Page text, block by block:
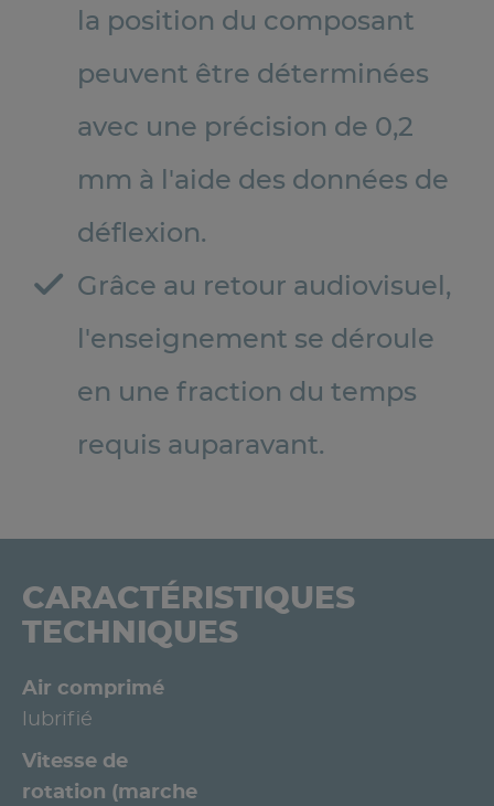
la position du composant
peuvent être déterminées
avec une précision de 0,2
mm à l'aide des données de
déflexion.
Grâce au retour audiovisuel,
l'enseignement se déroule
en une fraction du temps
requis auparavant.
CARACTÉRISTIQUES
TECHNIQUES
Air comprimé
lubrifié
Vitesse de
rotation (marche